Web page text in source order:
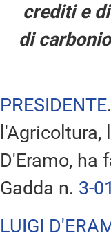
crediti e
di
PRESIDENTE
D'Eramo, ha
Gadda n. 3-
LUIGI